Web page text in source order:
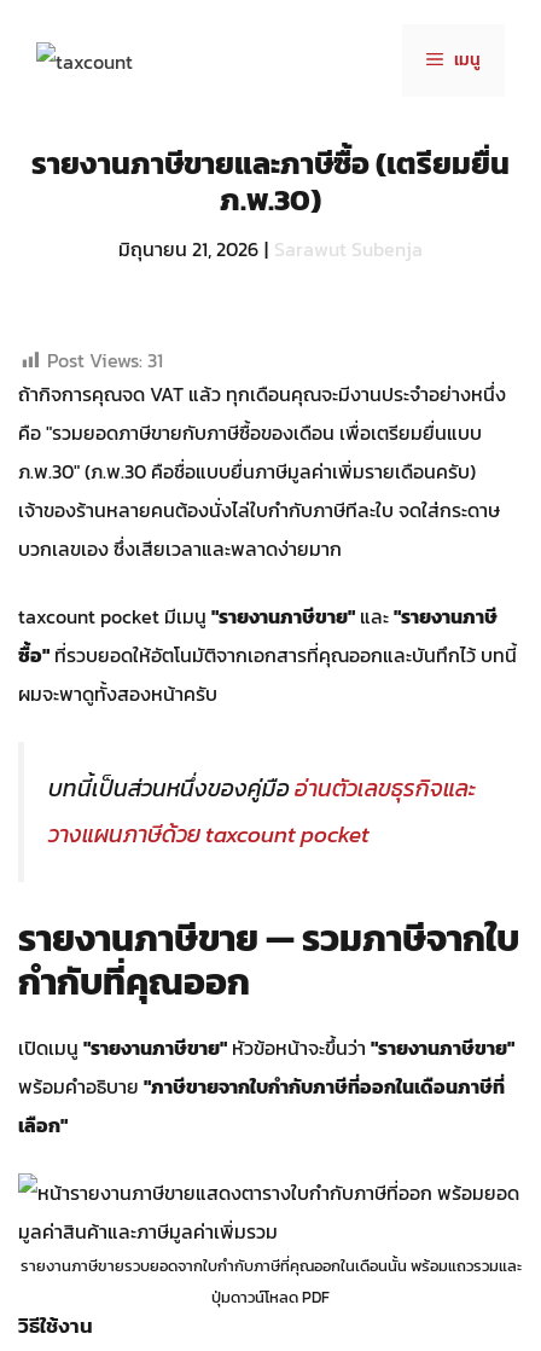
เมนู
รายงานภาษีขายและภาษีซื้อ (เตรียมยื่น
ภ.พ.30)
มิถุนายน 21, 2026 | Sarawut Subenja
Post Views: 31
ถ้ากิจการคุณจด VAT แล้ว ทุกเดือนคุณจะมีงานประจำอย่างหนึ่ง
คือ "รวมยอดภาษีขายกับภาษีซื้อของเดือน เพื่อเตรียมยื่นแบบ
ภ.พ.30" (ภ.พ.30 คือชื่อแบบยื่นภาษีมูลค่าเพิ่มรายเดือนครับ)
เจ้าของร้านหลายคนต้องนั่งไล่ใบกำกับภาษีทีละใบ จดใส่กระดาษ
บวกเลขเอง ซึ่งเสียเวลาและพลาดง่ายมาก
taxcount pocket มีเมนู "รายงานภาษีขาย" และ"รายงานภาษี
ซื้อ" ที่รวบยอดให้อัตโนมัติจากเอกสารที่คุณออกและบันทึกไว้ บทนี้
ผมจะพาดูทั้งสองหน้าครับ
บทนี้เป็นส่วนหนึ่งของคู่มืออ่านตัวเลขธุรกิจและ
วางแผนภาษีด้วย taxcount pocket
รายงานภาษีขาย — รวมภาษีจากใบ
กำกับที่คุณออก
เปิดเมนู "รายงานภาษีขาย" หัวข้อหน้าจะขึ้นว่า "รายงานภาษีขาย"
พร้อมคำอธิบาย "ภาษีขายจากใบกำกับภาษีที่ออกในเดือนภาษีที่
เลือก"
รายงานภาษีขายรวบยอดจากใบกำกับภาษีที่คุณออกในเดือนนั้น พร้อมแถวรวมและ
ปุ่มดาวน์โหลด PDF
วิธีใช้งาน